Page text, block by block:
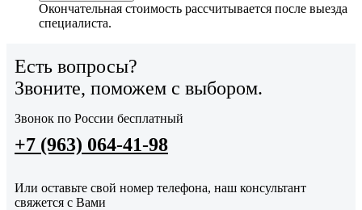
Окончательная стоимость рассчитывается после выезда
специалиста.
Есть вопросы?
Звоните, поможем с выбором.
Звонок по России бесплатный
+7 (963) 064-41-98
Или оставьте свой номер телефона, наш консультант
свяжется с Вами